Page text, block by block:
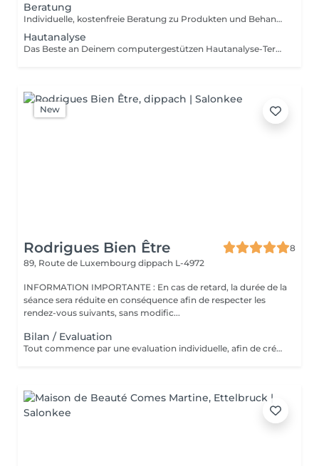
Beratung
Individuelle, kostenfreie Beratung zu Produkten und Behandlungen einzeln oder ergänzend zu jeder Anwendung buchbar.
Hautanalyse
Das Beste an Deinem computergestützen Hautanalyse-Termin: Ab einem Produkteinkauf von 80 € ist die professionelle Hautanalyse im Wert von 49 € für Dich kostenlos. Nutze Deinen Termin, um Deine Haut besser kennenzulernen und die perfekt abgestimmten Produkte für Deine individuellen Hautbedürfnisse zu entdecken.
New
Rodrigues Bien Être
8
89, Route de Luxembourg dippach L-4972
INFORMATION IMPORTANTE : En cas de retard, la durée de la
séance sera réduite en conséquence afin de respecter les
rendez-vous suivants, sans modific...
Bilan / Evaluation
Tout commence par une evaluation individuelle, afin de créer un accompagnement unique axé sur le confort, l'estimede soi et la qualité de vie.